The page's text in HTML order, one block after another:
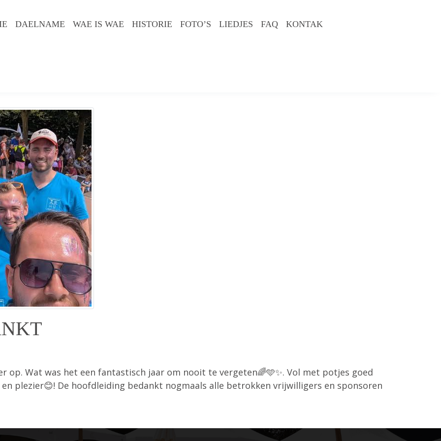
DAELNAME WAE IS WAE HISTORIE FOTO’S LIEDJES FAQ KONTAK
op. Wat was het een fantastisch jaar om nooit te vergeten🌈🩵✨️. Vol met potjes goed
plezier😊! De hoofdleiding bedankt nogmaals alle betrokken vrijwilligers en sponsoren